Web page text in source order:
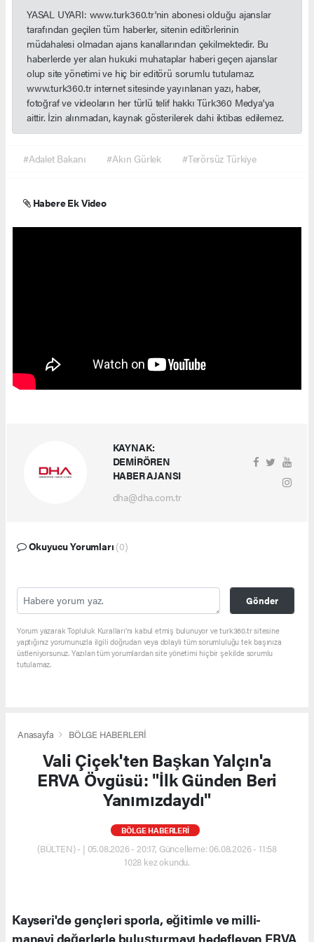
YASAL UYARI: www.turk360.tr'nin abonesi olduğu ajanslar
tarafından geçilen tüm haberler, sitenin editörlerinin
müdahalesi olmadan ajans kanallarından çekilmektedir. Bu
haberlerde yer alan hukuki muhataplar haberi geçen ajanslar
olup site yönetimi ve hiç bir editörü sorumlu tutulamaz.
www.turk360.tr internet sitesinde yayınlanan yazı, haber,
fotoğraf ve videoların her türlü telif hakkı Türk360 Medya'ya
aittir. İzin alınmadan, kaynak gösterilerek dahi iktibas edilemez.
#Adalet Bakanı #Akın Gürlek #Terörsüz Türkiye
Habere Ek Video
KAYNAK:
DEMİRÖREN
HABER AJANSI
dha@dha.com.tr
Okuyucu Yorumları (0)
Gönder
Yorum yazarak Topluluk Kuralları’nı kabul etmiş bulunuyor ve turk360.tr sitesine
yaptığınız yorumunuzla ilgili doğrudan veya dolaylı tüm sorumluluğu tek başınıza
üstleniyorsunuz. Yazılan tüm yorumlardan site yönetimi hiçbir şekilde sorumlu
tutulamaz.
Anasayfa BÖLGE HABERLERİ
Vali Çiçek'ten Başkan Yalçın'a
ERVA Övgüsü: "İlk Günden Beri
Yanımızdaydı"
BÖLGE HABERLERİ
(BÜLTEN) - | 05.08.2026 - 20:17, Güncelleme: 06.08.2026 - 11:58
1028 kez okundu.
Kayseri'de gençleri sporla, eğitimle ve milli-
manevi değerlerle buluşturmayı hedefleyen ERVA